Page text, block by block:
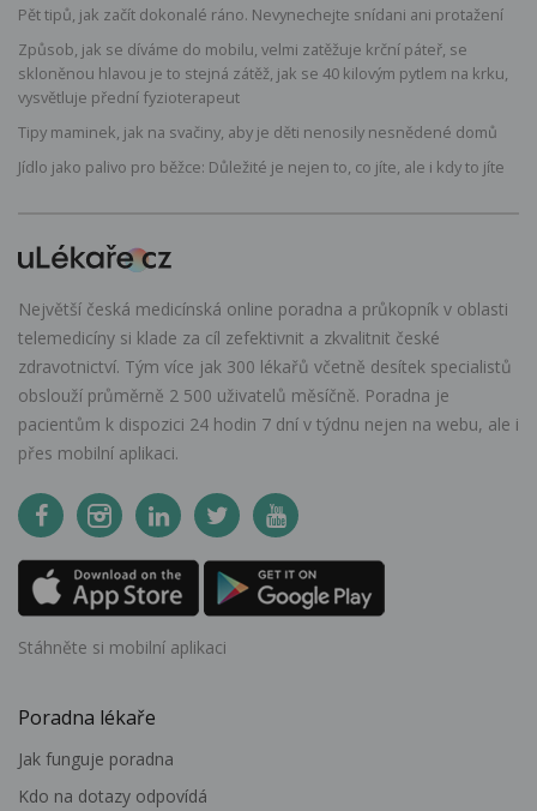
Pět tipů, jak začít dokonalé ráno. Nevynechejte snídani ani protažení
Způsob, jak se díváme do mobilu, velmi zatěžuje krční páteř, se
skloněnou hlavou je to stejná zátěž, jak se 40 kilovým pytlem na krku,
vysvětluje přední fyzioterapeut
Tipy maminek, jak na svačiny, aby je děti nenosily nesnědené domů
Jídlo jako palivo pro běžce: Důležité je nejen to, co jíte, ale i kdy to jíte
Největší česká medicínská online poradna a průkopník v oblasti
telemedicíny si klade za cíl zefektivnit a zkvalitnit české
zdravotnictví. Tým více jak 300 lékařů včetně desítek specialistů
obslouží průměrně 2 500 uživatelů měsíčně. Poradna je
pacientům k dispozici 24 hodin 7 dní v týdnu nejen na webu, ale i
přes mobilní aplikaci.
Stáhněte si mobilní aplikaci
Poradna lékaře
Jak funguje poradna
Kdo na dotazy odpovídá